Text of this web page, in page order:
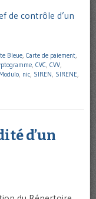
de contrôle d’un
Bleue, Carte de paiement,
, CVC, CVV,
Modulo, nic, SIREN, SIRENE,
d’un